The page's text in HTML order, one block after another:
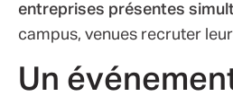
entreprises présentes
campus, venues recruter
Un